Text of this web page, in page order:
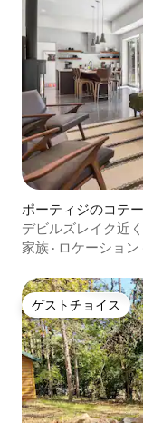
ポーティジのコテ
デビルズレイク近
家族 · ロケーション
ゲストチョイス
ゲストチョイス